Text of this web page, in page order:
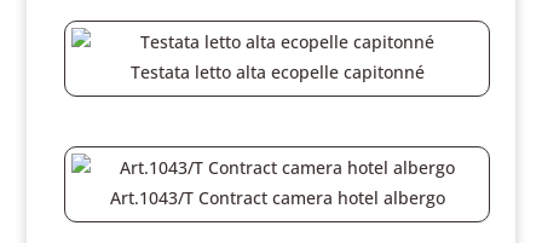
Testata letto alta ecopelle capitonné
Art.1043/T Contract camera hotel albergo